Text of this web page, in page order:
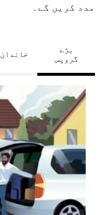
مدد کریں گے۔
بڑے
گروپس
خاندان